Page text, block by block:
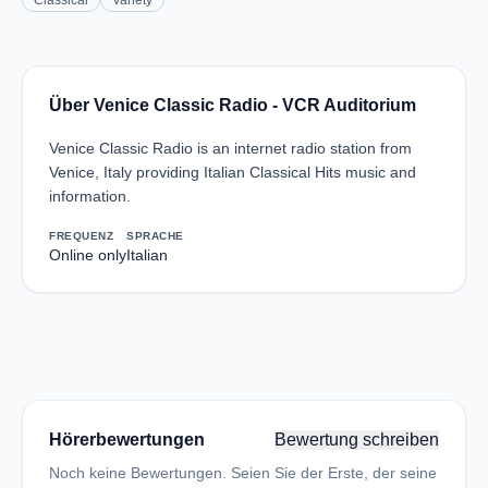
Über Venice Classic Radio - VCR Auditorium
Venice Classic Radio is an internet radio station from
Venice, Italy providing Italian Classical Hits music and
information.
FREQUENZ
Online only
SPRACHE
Italian
Hörerbewertungen Bewertung schreiben
Noch keine Bewertungen. Seien Sie der Erste, der seine